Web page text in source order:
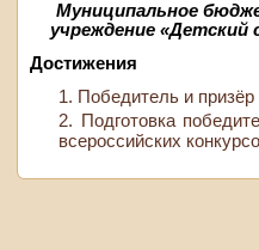
Муниципальное
учреждение «Детский
Достижения
Победитель и
Подготовка
всероссийских